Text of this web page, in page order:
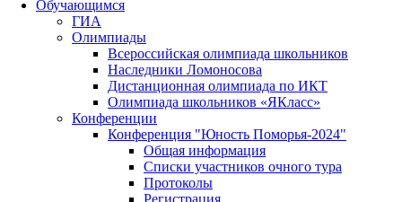
Обучающимся
ГИА
Олимпиады
Всероссийская олимпиада школьников
Наследники Ломоносова
Дистанционная олимпиада по ИКТ
Олимпиада школьников «ЯКласс»
Конференции
Конференция "Юность Поморья-2024"
Общая информация
Списки участников очного тура
Протоколы
Регистрация